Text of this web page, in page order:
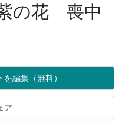
の花 喪中
編集（無料）
ア